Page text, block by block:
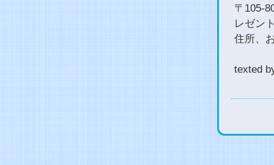
〒
レゼン
住所、
texted